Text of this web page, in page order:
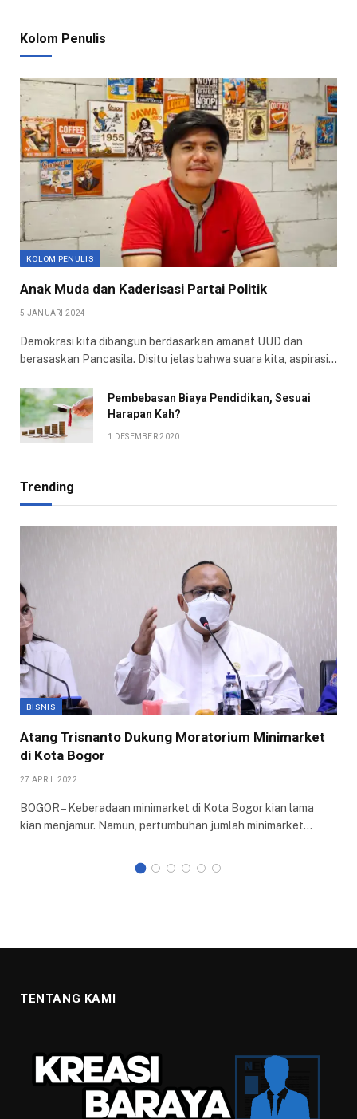
Kolom Penulis
KOLOM PENULIS
Anak Muda dan Kaderisasi Partai Politik
5 JANUARI 2024
Demokrasi kita dibangun berdasarkan amanat UUD dan
berasaskan Pancasila. Disitu jelas bahwa suara kita, aspirasi…
Pembebasan Biaya Pendidikan, Sesuai
Harapan Kah?
1 DESEMBER 2020
Trending
BISNIS
Atang Trisnanto Dukung Moratorium Minimarket
di Kota Bogor
27 APRIL 2022
BOGOR – Keberadaan minimarket di Kota Bogor kian lama
kian menjamur. Namun, pertumbuhan jumlah minimarket…
TENTANG KAMI